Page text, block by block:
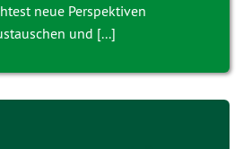
neue Perspektiven
und [...]